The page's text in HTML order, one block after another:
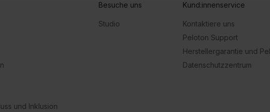
und Inklusion
Besuche uns
Studio
Kund:innenservice
Kontaktiere uns
Peloton Support
Herstellergarantie und
Datenschutzzentrum